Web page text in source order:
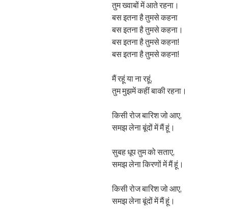
तुम ख्वाबों में आते रहना।
बस इतना है तुमसे कहना
बस इतना है तुमसे कहना।
बस इतना है तुमसे कहना!
बस इतना है तुमसे कहना!
मैं रहूं या ना रहूं,
तुम मुझमें कहीं बाकी रहना।
किसी रोज बारिश जो आए,
समझ लेना बूंदों में मैं हूं।
सुबह धूप तुम को सताए,
समझ लेना किरणों में मैं हूं।
किसी रोज बारिश जो आए,
समझ लेना बूंदों में मैं हूं।